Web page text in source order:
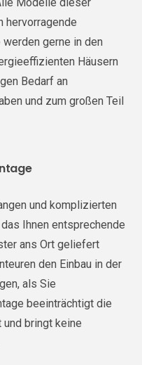
hervorragende
gerne in den
Häusern
Bedarf an
und zum großen Teil
und komplizierten
Ihnen entsprechende
ans Ort geliefert
den Einbau in der
als Sie
beeinträchtigt die
bringt keine